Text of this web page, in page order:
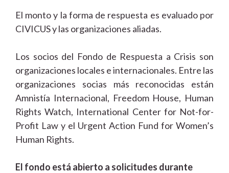
El monto y la forma de respuesta es evaluado por
CIVICUS y las organizaciones aliadas.
Los socios del Fondo de Respuesta a Crisis son
organizaciones locales e internacionales. Entre las
organizaciones socias más reconocidas están
Amnistía Internacional, Freedom House, Human
Rights Watch, International Center for Not-for-
Profit Law y el Urgent Action Fund for Women’s
Human Rights.
El fondo está abierto a solicitudes durante